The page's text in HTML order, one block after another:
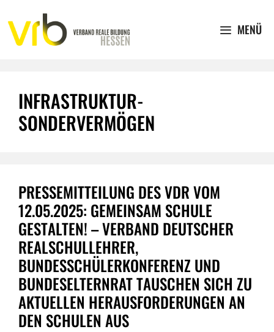
Inhalt
springen
MENÜ
INFRASTRUKTUR-
SONDERVERMÖGEN
PRESSEMITTEILUNG DES VDR VOM
12.05.2025: GEMEINSAM SCHULE
GESTALTEN! – VERBAND DEUTSCHER
REALSCHULLEHRER,
BUNDESSCHÜLERKONFERENZ UND
BUNDESELTERNRAT TAUSCHEN SICH ZU
AKTUELLEN HERAUSFORDERUNGEN AN
DEN SCHULEN AUS